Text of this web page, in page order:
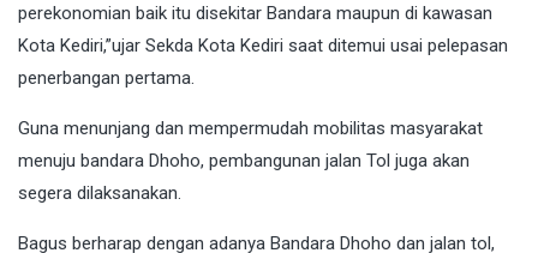
perekonomian baik itu disekitar Bandara maupun di kawasan
Kota Kediri,”ujar Sekda Kota Kediri saat ditemui usai pelepasan
penerbangan pertama.
Guna menunjang dan mempermudah mobilitas masyarakat
menuju bandara Dhoho, pembangunan jalan Tol juga akan
segera dilaksanakan.
Bagus berharap dengan adanya Bandara Dhoho dan jalan tol,